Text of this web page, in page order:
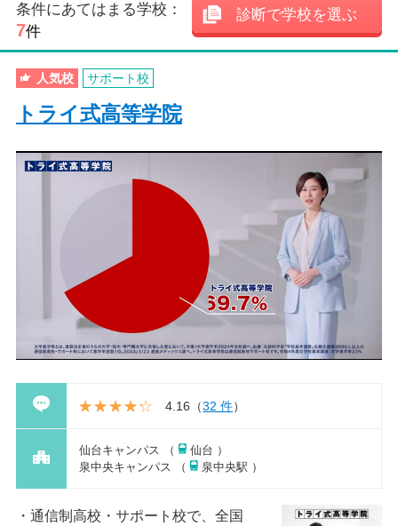
条件にあてはまる学校：
7件
診断で学校を選ぶ
人気校 サポート校
トライ式高等学院
4.16 （32 件）
仙台キャンパス （
仙台 ）
泉中央キャンパス （
泉中央駅 ）
通信制高校・サポート校で、全国